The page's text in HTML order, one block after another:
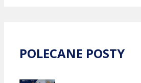
POLECANE POSTY